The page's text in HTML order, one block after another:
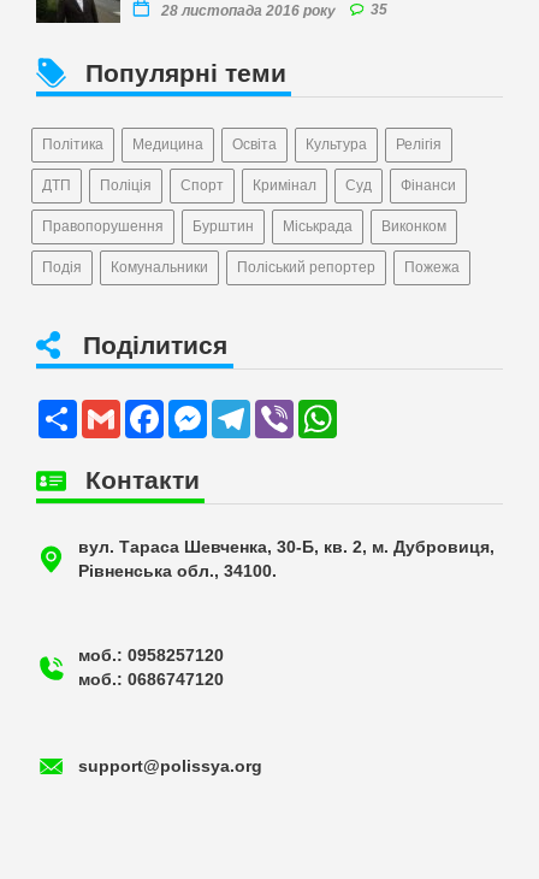
28 листопада 2016 року 35
Популярні теми
Політика Медицина Освіта Культура Релігія
ДТП Поліція Спорт Кримінал Суд Фінанси
Правопорушення Бурштин Міськрада Виконком
Подія Комунальники Поліський репортер Пожежа
Поділитися
Share Gmail FacebookMessengerTelegram
Viber
Контакти
вул. Тараса Шевченка, 30-Б, кв. 2, м. Дубровиця,
Рівненська обл., 34100.
моб.: 0958257120
моб.: 0686747120
support@polissya.org